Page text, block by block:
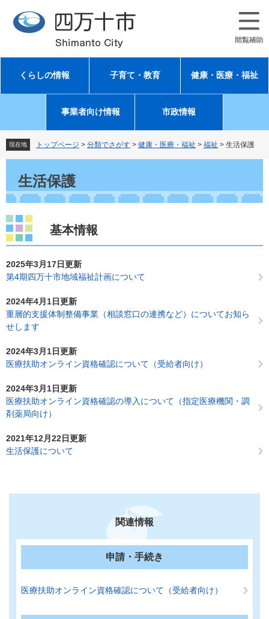
先
す
を
し
文
くらしの情報 子育て・教育 健康・医療・福祉
事業者向け情報 市政情報
現在地 トップページ > 分類でさがす > 健康・医療・福祉 > 福祉 > 生活保護
生活保護
基本情報
2025年3月17日更新
第4期四万十市地域福祉計画について
2024年4月1日更新
重層的支援体制整備事業（相談窓口の連携など）についてお知ら
せします
2024年3月1日更新
医療扶助オンライン資格確認について（受給者向け）
2024年3月1日更新
医療扶助オンライン資格確認の導入について（指定医療機関・調
剤薬局向け）
2021年12月22日更新
生活保護について
関連情報
申請・手続き
医療扶助オンライン資格確認について（受給者向け）